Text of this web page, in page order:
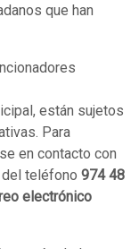
que han
están sujetos
Para
en contacto con
teléfono 974 48
electrónico